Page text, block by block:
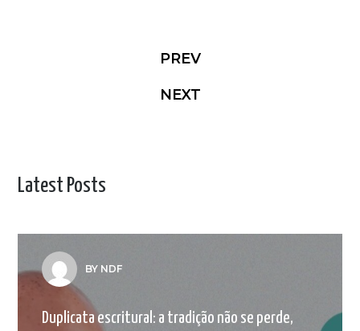
PREV
NEXT
Latest Posts
BY NDF
Duplicata escritural: a tradição não se perde,